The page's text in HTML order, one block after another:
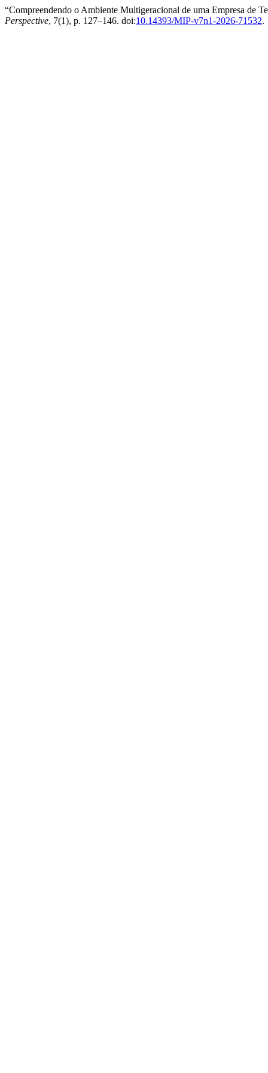
“Compreendendo o Ambiente Multigeracional de uma Empresa de
Perspective, 7(1), p. 127–146. doi:10.14393/MIP-v7n1-2026-71532.